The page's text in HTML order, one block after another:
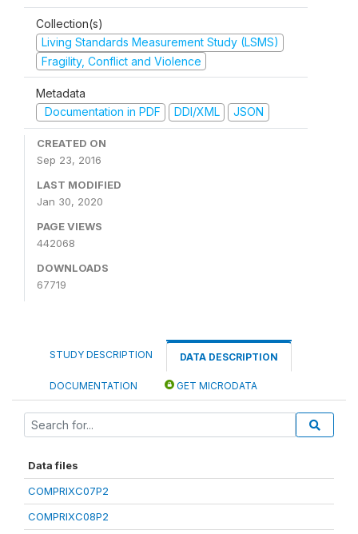
Collection(s)
Living Standards Measurement Study (LSMS)
Fragility, Conflict and Violence
Metadata
Documentation in PDF
DDI/XML JSON
CREATED ON
Sep 23, 2016
LAST MODIFIED
Jan 30, 2020
PAGE VIEWS
442068
DOWNLOADS
67719
STUDY DESCRIPTION DATA DESCRIPTION
DOCUMENTATION GET MICRODATA
Data files
COMPRIXC07P2
COMPRIXC08P2